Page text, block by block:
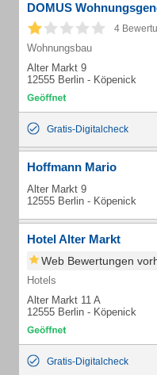
DOMUS
4
Wohnungsbau
Alter Markt 9
12555 Berlin - Köpenick
Gratis-Digitalcheck
Hoffmann Mario
Alter Markt 9
12555 Berlin - Köpenick
Hotel Alter Markt
Web Bewertungen
Hotels
Alter Markt 11 A
12555 Berlin - Köpenick
Gratis-Digitalcheck